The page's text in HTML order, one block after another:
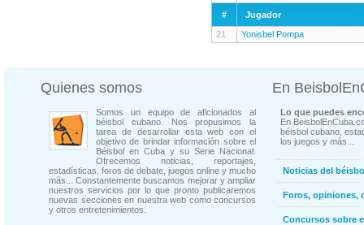
#
Jugador
21
Yonisbel Pompa
Quienes somos
Somos un equipo de aficionados al
béisbol cubano. Nos propusimos la
tarea de desarrollar esta web con el
objetivo de brindar información sobre el
Béisbol en Cuba y su Serie Nacional.
Ofrecemos noticias, reportajes,
estadísticas, foros de debate, juegos online y mucho
más... Constantemente buscamos mejorar y ampliar
nuestros servicios por lo que pronto publicaremos
nuevas secciones en nuestra web como concursos
y otros entretenimientos.
En
Lo que puedes
En
béisbol cubano,
los juegos y más...
Noticias del
Foros, opiniones,
Concursos sobre